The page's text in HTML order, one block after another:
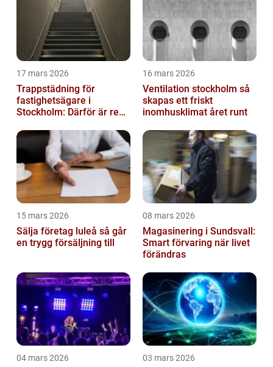
17 mars 2026
Trappstädning för
fastighetsägare i
Stockholm: Därför är rena
investering
16 mars 2026
Ventilation stockholm så
skapas ett friskt
inomhusklimat året runt
15 mars 2026
Sälja företag luleå så går
en trygg försäljning till
08 mars 2026
Magasinering i Sundsvall:
Smart förvaring när livet
förändras
04 mars 2026 03 mars 2026